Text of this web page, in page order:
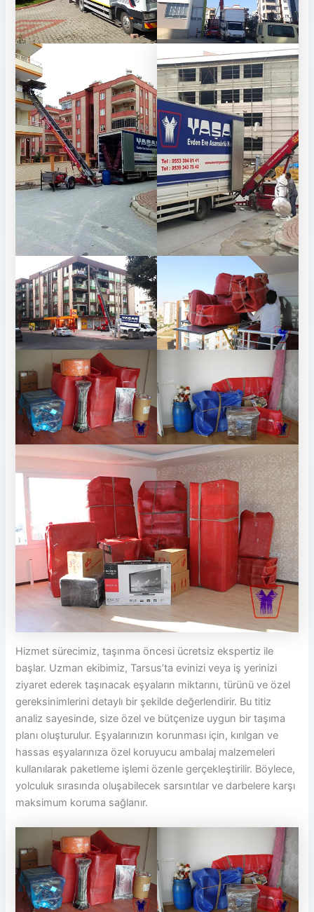
Hizmet sürecimiz, taşınma öncesi ücretsiz ekspertiz ile
başlar. Uzman ekibimiz, Tarsus’ta evinizi veya iş yerinizi
ziyaret ederek taşınacak eşyaların miktarını, türünü ve özel
gereksinimlerini detaylı bir şekilde değerlendirir. Bu titiz
analiz sayesinde, size özel ve bütçenize uygun bir taşıma
planı oluşturulur. Eşyalarınızın korunması için, kırılgan ve
hassas eşyalarınıza özel koruyucu ambalaj malzemeleri
kullanılarak paketleme işlemi özenle gerçekleştirilir. Böylece,
yolculuk sırasında oluşabilecek sarsıntılar ve darbelere karşı
maksimum koruma sağlanır.